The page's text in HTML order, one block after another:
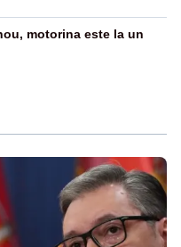
motorina este la un